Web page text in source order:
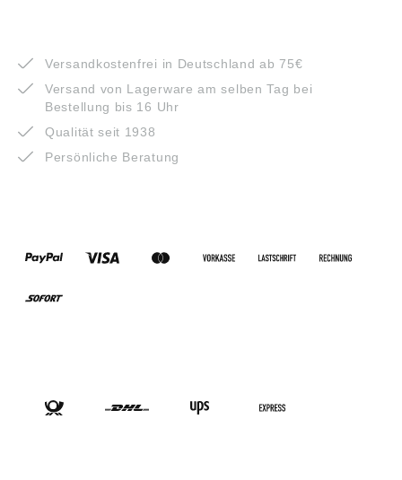
Versandkostenfrei in Deutschland ab 75€
Versand von Lagerware am selben Tag bei
Bestellung bis 16 Uhr
Qualität seit 1938
Persönliche Beratung